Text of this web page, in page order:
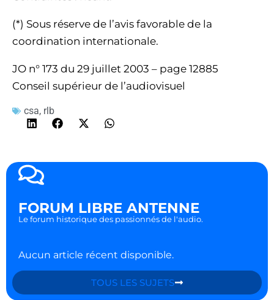
(*) Sous réserve de l’avis favorable de la
coordination internationale.
JO n° 173 du 29 juillet 2003 – page 12885
Conseil supérieur de l’audiovisuel
csa, rlb
FORUM LIBRE ANTENNE
Le forum historique des passionnés de l'audio.
Aucun article récent disponible.
TOUS LES SUJETS